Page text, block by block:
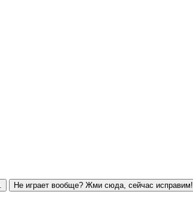
Не играет вообще? Жми сюда, сейчас исправим!